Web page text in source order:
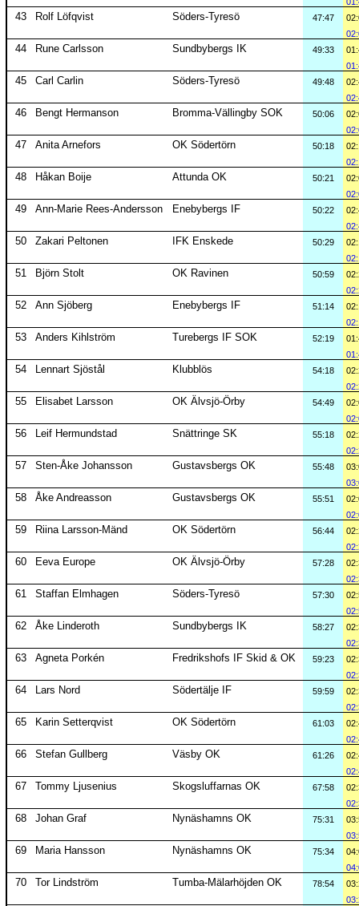
43 Rolf Löfqvist Söders-Tyresö 47:47
44 Rune Carlsson Sundbybergs IK 49:33
45 Carl Carlin Söders-Tyresö 49:48
46 Bengt Hermanson Bromma-Vällingby SOK 50:06
47 Anita Arnefors OK Södertörn 50:18
48 Håkan Boije Attunda OK 50:21
49 Ann-Marie Rees-Andersson Enebybergs IF 50:22
50 Zakari Peltonen IFK Enskede 50:29
51 Björn Stolt OK Ravinen 50:59
52 Ann Sjöberg Enebybergs IF 51:14
53 Anders Kihlström Turebergs IF SOK 52:19
54 Lennart Sjöstål Klubblös 54:18
55 Elisabet Larsson OK Älvsjö-Örby 54:49
56 Leif Hermundstad Snättringe SK 55:18
57 Sten-Åke Johansson Gustavsbergs OK 55:48
58 Åke Andreasson Gustavsbergs OK 55:51
59 Riina Larsson-Mänd OK Södertörn 56:44
60 Eeva Europe OK Älvsjö-Örby 57:28
61 Staffan Elmhagen Söders-Tyresö 57:30
62 Åke Linderoth Sundbybergs IK 58:27
63 Agneta Porkén Fredrikshofs IF Skid & OK 59:23
64 Lars Nord Södertälje IF 59:59
65 Karin Setterqvist OK Södertörn 61:03
66 Stefan Gullberg Väsby OK 61:26
67 Tommy Ljusenius Skogsluffarnas OK 67:58
68 Johan Graf Nynäshamns OK 75:31
69 Maria Hansson Nynäshamns OK 75:34
70 Tor Lindström Tumba-Mälarhöjden OK 78:54